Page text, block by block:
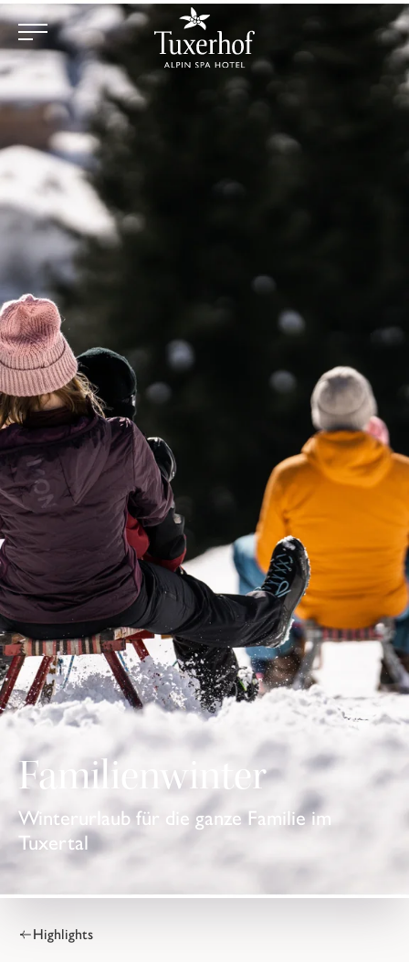
Zum Hauptinhalt springen
Familienwinter
Winterurlaub für die ganze Familie im
Tuxertal
Highlights